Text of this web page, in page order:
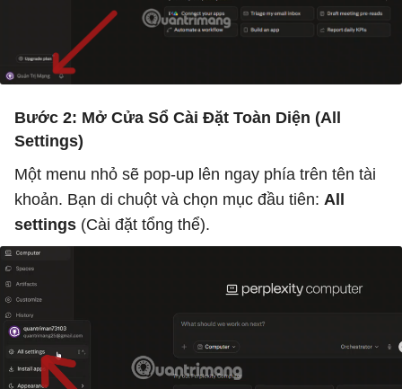
Bước 2: Mở Cửa Sổ Cài Đặt Toàn Diện (All
Settings)
Một menu nhỏ sẽ pop-up lên ngay phía trên tên tài
khoản. Bạn di chuột và chọn mục đầu tiên: All
settings (Cài đặt tổng thể).